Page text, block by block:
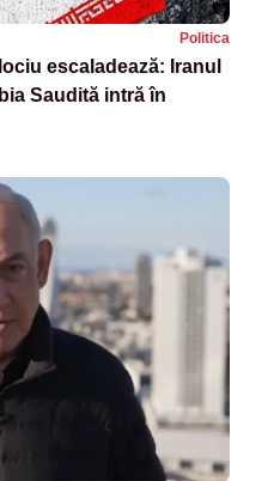
Politica
escaladează: Iranul
Saudită intră în